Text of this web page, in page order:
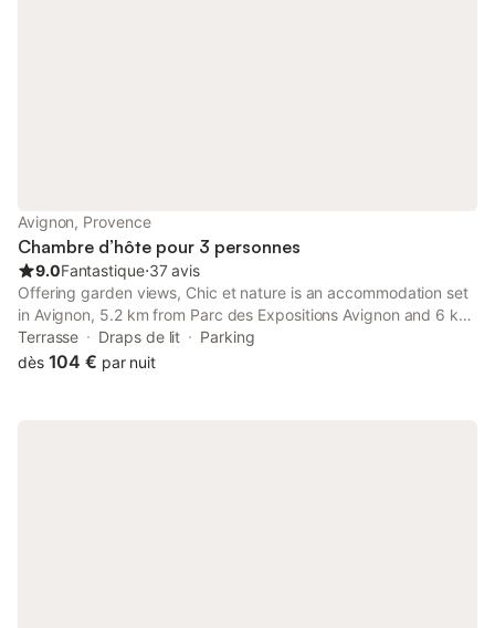
Avignon, Provence
Chambre d’hôte pour 3 personnes
9.0Fantastique⋅37 avis
Offering garden views, Chic et nature is an accommodation set
in Avignon, 5.2 km from Parc des Expositions Avignon and 6 km
from Avignon Central Station. This property offers access to a
terrace and free private parking.
Terrasse Draps de lit
Parking
dès 104 € par nuit